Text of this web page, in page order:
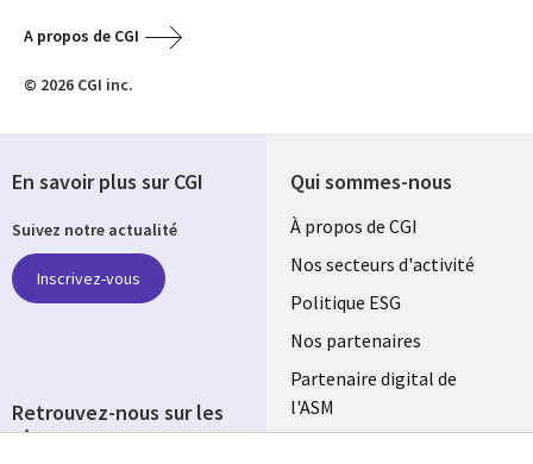
A propos de CGI
© 2026 CGI inc.
Qui sommes-nous
Useful
links
FRANCE
À propos de CGI
Nos secteurs d'activité
Politique ESG
Nos partenaires
Partenaire digital de
l'ASM
En savoir plus sur CGI
Suivez notre actualité
Inscrivez-vous
Retrouvez-nous sur les
réseaux